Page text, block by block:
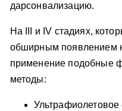
дарсонвализацию.
На III и IV стадиях,
обширным появлением
применение подобные
методы: